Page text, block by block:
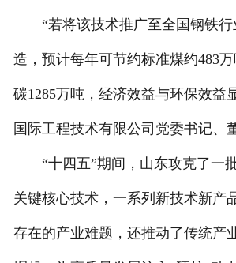
“若将该技术推广至全国钢铁行
造，预计每年可节约标准煤约483
碳1285万吨，经济效益与环保效益
国际工程技术有限公司党委书记、
“十四五”期间，山东攻克了一
关键核心技术，一系列新技术新产
存在的产业难题，还推动了传统产